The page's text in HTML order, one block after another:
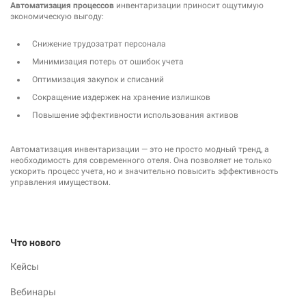
Автоматизация процессов инвентаризации приносит ощутимую
экономическую выгоду:
Снижение трудозатрат персонала
Минимизация потерь от ошибок учета
Оптимизация закупок и списаний
Сокращение издержек на хранение излишков
Повышение эффективности использования активов
Автоматизация инвентаризации — это не просто модный тренд, а
необходимость для современного отеля. Она позволяет не только
ускорить процесс учета, но и значительно повысить эффективность
управления имуществом.
Что нового
Кейсы
Вебинары